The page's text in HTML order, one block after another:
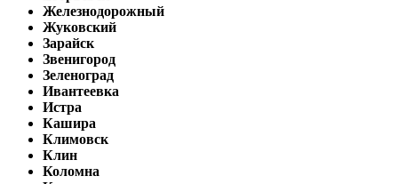
Железнодорожный
Жуковский
Зарайск
Звенигород
Зеленоград
Ивантеевка
Истра
Кашира
Климовск
Клин
Коломна